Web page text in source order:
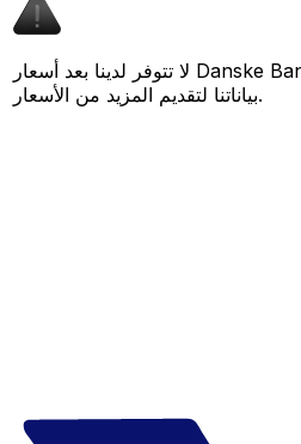
لا تتوفر لدينا بعد أسعار Danske Bank لهذا الزوج من العملات، لكن لا يزال بإمكانك مقارنة عرض سعر من Danske Bank بسعر Xe المباشر لمعرفة التوفير المحتمل. عد لاحقًا، فنحن نعمل باستمرار على توسيع
بياناتنا لتقديم المزيد من الأسعار.